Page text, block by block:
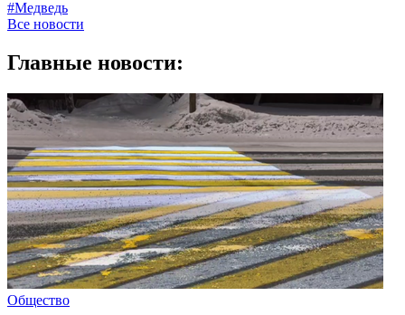
#Медведь
Все новости
Главные новости:
Общество